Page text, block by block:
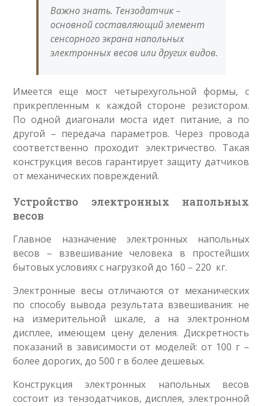
Важно знать. Тензодатчик –
основной составляющий элемент
сенсорного экрана напольных
электронных весов или других видов.
Имеется еще мост четырехугольной формы, с
прикрепленным к каждой стороне резистором.
По одной диагонали моста идет питание, а по
другой – передача параметров. Через провода
соответственно проходит электричество. Такая
конструкция весов гарантирует защиту датчиков
от механических повреждений.
Устройство электронных напольных
весов
Главное назначение электронных напольных
весов – взвешивание человека в простейших
бытовых условиях с нагрузкой до 160 – 220 кг.
Электронные весы отличаются от механических
по способу вывода результата взвешивания: не
на измерительной шкале, а на электронном
дисплее, имеющем цену деления. Дискретность
показаний в зависимости от моделей: от 100 г –
более дорогих, до 500 г в более дешевых.
Конструкция электронных напольных весов
состоит из тензодатчиков, дисплея, электронной